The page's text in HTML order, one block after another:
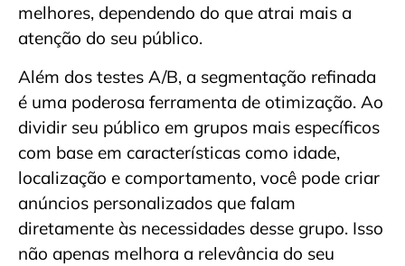
melhores, dependendo do que atrai mais a
atenção do seu público.
Além dos testes A/B, a segmentação refinada
é uma poderosa ferramenta de otimização. Ao
dividir seu público em grupos mais específicos
com base em características como idade,
localização e comportamento, você pode criar
anúncios personalizados que falam
diretamente às necessidades desse grupo. Isso
não apenas melhora a relevância do seu